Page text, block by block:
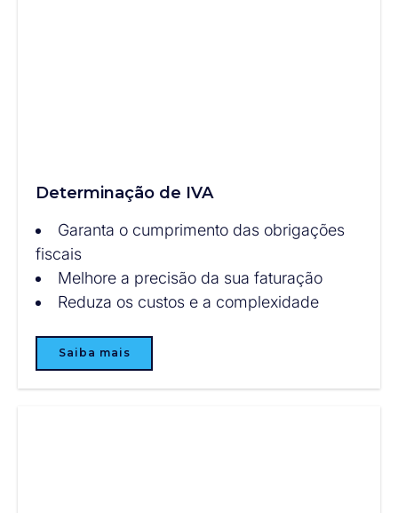
Determinação de IVA
Garanta o cumprimento das obrigações
fiscais
Melhore a precisão da sua faturação
Reduza os custos e a complexidade
Saiba mais